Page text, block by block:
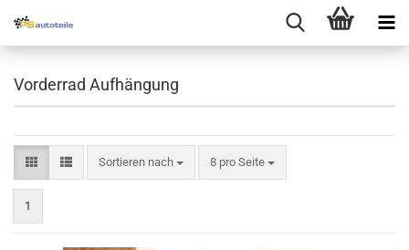
Vorderrad Aufhängung
Sortieren nach 8 pro Seite
1